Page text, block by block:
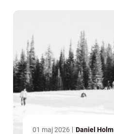
01 maj 2026 Daniel Holm